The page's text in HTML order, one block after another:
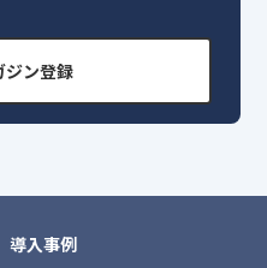
ジン登録
導入事例